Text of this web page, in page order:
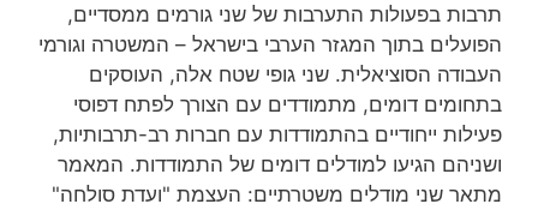
תרבות בפעולות התערבות של שני גורמים ממסדיים,
הפועלים בתוך המגזר הערבי בישראל – המשטרה וגורמי
העבודה הסוציאלית. שני גופי שטח אלה, העוסקים
בתחומים דומים, מתמודדים עם הצורך לפתח דפוסי
פעילות ייחודיים בהתמודדות עם חברות רב-תרבותיות,
ושניהם הגיעו למודלים דומים של התמודדות. המאמר
מתאר שני מודלים משטרתיים: העצמת "ועדת סולחה"